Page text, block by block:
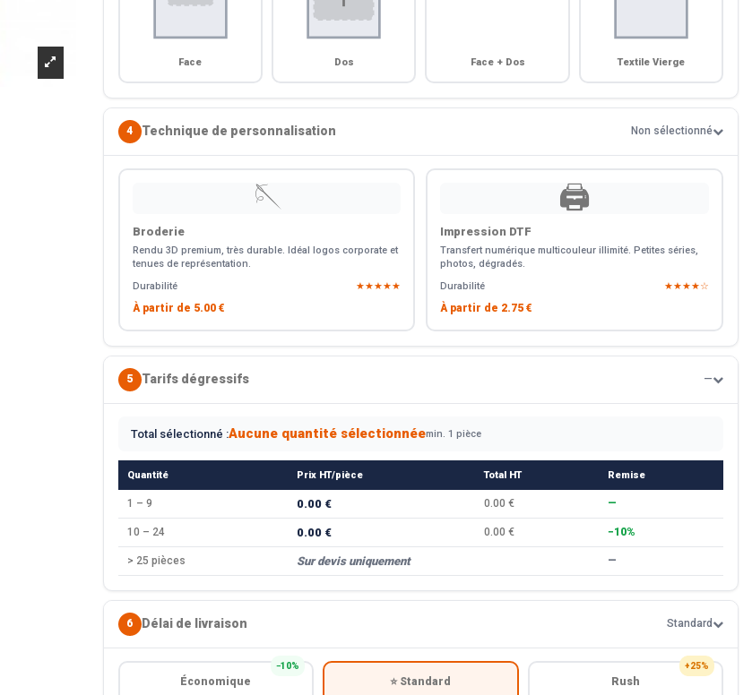
Face Dos Face + Dos Textile Vierge
4 Technique de personnalisation Non sélectionné
🪡
Broderie
Rendu 3D premium, très durable. Idéal logos corporate et
tenues de représentation.
Durabilité
★★★★★
À partir de 5.00 €
🖨️
Impression DTF
Transfert numérique multicouleur illimité. Petites séries,
photos, dégradés.
Durabilité
★★★★☆
À partir de 2.75 €
5 Tarifs dégressifs —
Total sélectionné :Aucune quantité sélectionnéemin. 1 pièce
Quantité Prix HT/pièce Total HT Remise
1 – 9 0.00 € 0.00 € —
10 – 24 0.00 € 0.00 € −10%
> 25 pièces Sur devis uniquement —
6 Délai de livraison Standard
−10%
Économique ⭐ Standard
+25%
Rush